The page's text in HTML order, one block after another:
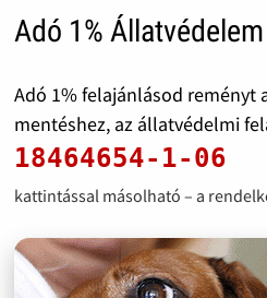
Adó 1% Állatvédelem
Adó 1% felajánlásod reményt
mentéshez, az állatvédelmi
18464654-1-06
kattintással másolható – a